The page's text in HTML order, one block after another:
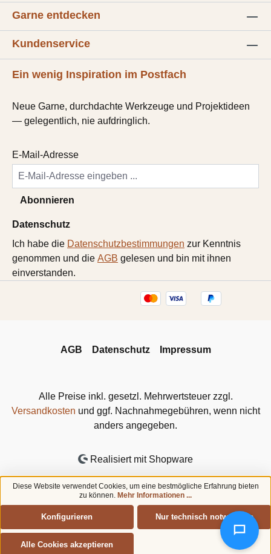
Garne entdecken
Kundenservice
Ein wenig Inspiration im Postfach
Neue Garne, durchdachte Werkzeuge und Projektideen
— gelegentlich, nie aufdringlich.
E-Mail-Adresse
Abonnieren
Datenschutz
Ich habe die Datenschutzbestimmungen zur Kenntnis
genommen und die AGB gelesen und bin mit ihnen
einverstanden.
AGB Datenschutz Impressum
Alle Preise inkl. gesetzl. Mehrwertsteuer zzgl.
Versandkosten und ggf. Nachnahmegebühren, wenn nicht
anders angegeben.
Realisiert mit Shopware
Diese Website verwendet Cookies, um eine bestmögliche Erfahrung bieten
zu können. Mehr Informationen ...
Nur technisch notwendige
Konfigurieren
Alle Cookies akzeptieren